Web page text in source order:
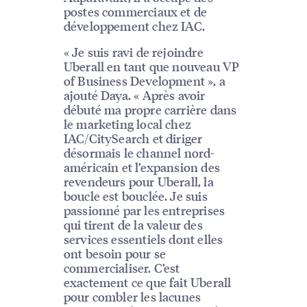
postes commerciaux et de
développement chez IAC.
« Je suis ravi de rejoindre
Uberall en tant que nouveau VP
of Business Development », a
ajouté Daya. « Après avoir
débuté ma propre carrière dans
le marketing local chez
IAC/CitySearch et diriger
désormais le channel nord-
américain et l’expansion des
revendeurs pour Uberall, la
boucle est bouclée. Je suis
passionné par les entreprises
qui tirent de la valeur des
services essentiels dont elles
ont besoin pour se
commercialiser. C’est
exactement ce que fait Uberall
pour combler les lacunes